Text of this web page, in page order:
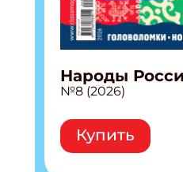
Народы
№8 (2026)
Купить